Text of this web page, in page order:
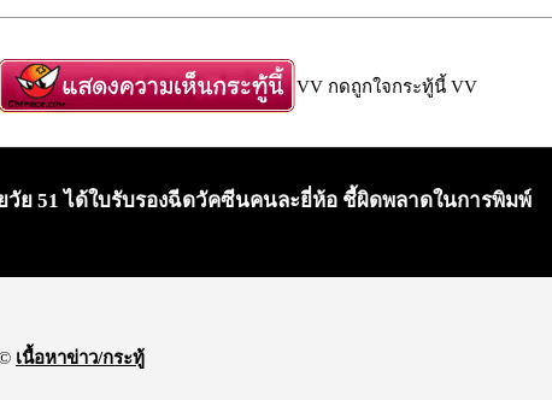
VV กดถูกใจกระทู้นี้ VV
วัย 51 ได้ใบรับรองฉีดวัคซีนคนละยี่ห้อ ชี้ผิดพลาดในการพิมพ์
เนื้อหาข่าว/กระทู้